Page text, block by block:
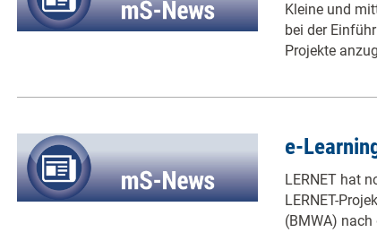
Kleine und
bei der
Projekte
e-
LERNET hat
LERNET-
(BMWA)